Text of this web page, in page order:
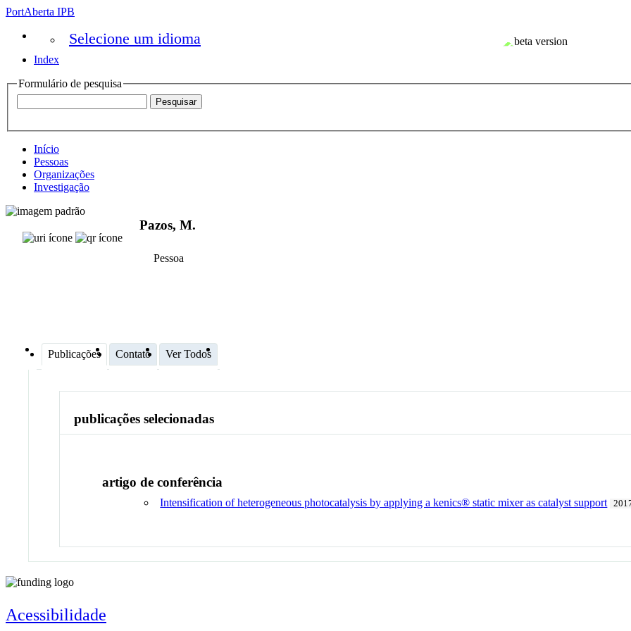
PortAberta IPB
Selecione um idioma
Index
Formulário de pesquisa
Início
Pessoas
Organizações
Investigação
Pazos, M.
Pessoa
Publicações Contato Ver Todos
publicações selecionadas
artigo de conferência
Intensification of heterogeneous photocatalysis by applying a kenics® static mixer as catalyst support
Acessibilidade